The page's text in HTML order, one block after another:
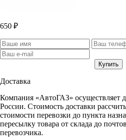
650 ₽
Доставка
Компания «АвтоГАЗ» осуществляет
России. Стоимость доставки
стоимости перевозки до пункта
пересылку товара от склада до
перевозчика.